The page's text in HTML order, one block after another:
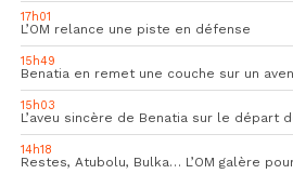
17h01
L’OM relance une piste en défense
15h49
Benatia en remet une couche sur un
15h03
L’aveu sincère de Benatia sur le départ
14h18